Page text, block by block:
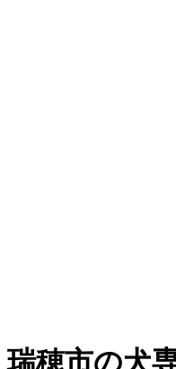
瑞穂市の犬